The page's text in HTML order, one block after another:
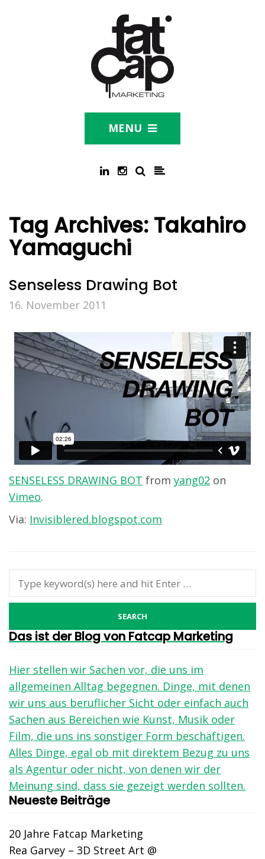
MENU
Tag Archives: Takahiro
Yamaguchi
Senseless Drawing Bot
16. November 2011
SENSELESS DRAWING BOT from yang02 on
Vimeo.
Via: Invisiblered.blogspot.com
Das ist der Blog von Fatcap Marketing
Hier stellen wir Sachen vor, die uns im
allgemeinen Alltag begegnen. Dinge, mit denen
wir uns aus beruflicher Sicht oder einfach auch
Sachen aus Bereichen wie Kunst, Musik oder
Film, die uns ins sonstiger Form beschäftigen.
Alles Dinge, egal ob mit direktem Bezug zu uns
als Agentur oder nicht, von denen wir der
Meinung sind, dass sie gezeigt werden sollten.
Neueste Beiträge
20 Jahre Fatcap Marketing
Rea Garvey – 3D Street Art @